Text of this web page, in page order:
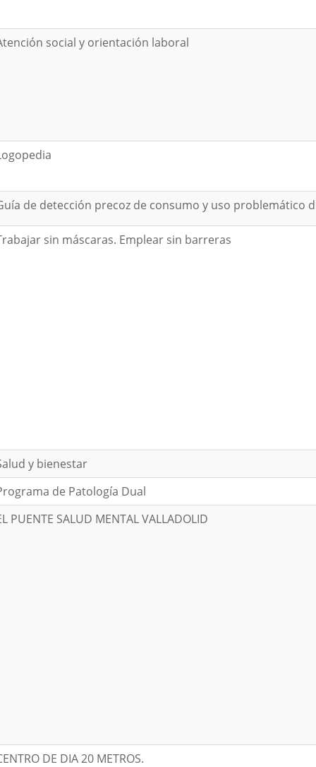
social y orientación laboral
de detección precoz de consumo y uso problemático
sin máscaras. Emplear sin barreras
y bienestar
de Patología Dual
PUENTE SALUD MENTAL VALLADOLID
DE DIA 20 METROS.